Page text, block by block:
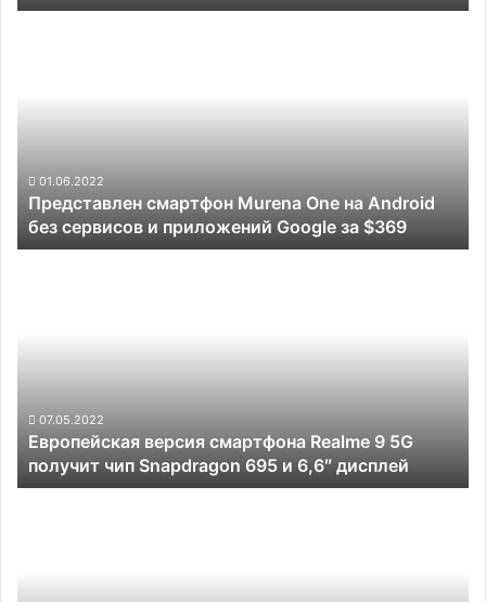
сервисов
приложений
Google
01.06.2022
Представлен смартфон Murena One на Android
без сервисов и приложений Google за $369
чип
Snapdragon
695
и
07.05.2022
Европейская версия смартфона Realme 9 5G
получит чип Snapdragon 695 и 6,6″ дисплей